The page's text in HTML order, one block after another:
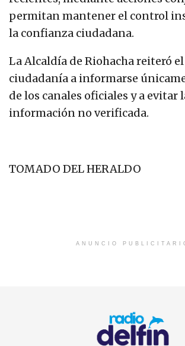
permitan mantener el control
la confianza ciudadana.
La Alcaldía de Riohacha reiteró
ciudadanía a informarse
de los canales oficiales y a evitar
información no verificada.
TOMADO DEL HERALDO
ANUNCIO